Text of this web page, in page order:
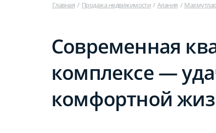
Главная Продажа недвижимости Алания Махмутлар
Современная
комплексе —
комфортной